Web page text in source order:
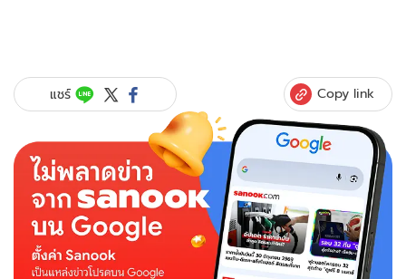
แชร์ Copy link